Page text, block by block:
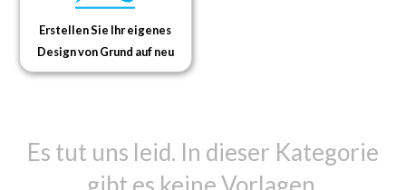
Erstellen Sie Ihr eigenes
Design von Grund auf neu
Es tut uns leid. In dieser Kategorie